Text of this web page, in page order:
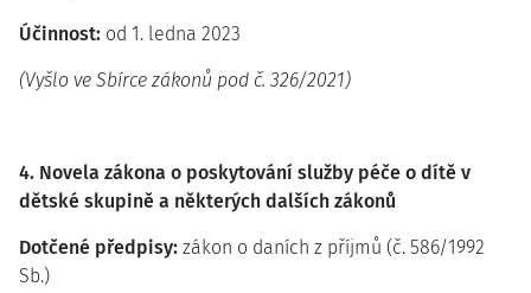
Účinnost: od 1. ledna 2023
(Vyšlo ve Sbírce zákonů pod č. 326/2021)
4. Novela zákona o poskytování služby péče o dítě v
dětské skupině a některých dalších zákonů
Dotčené předpisy: zákon o daních z příjmů (č. 586/1992
Sb.)